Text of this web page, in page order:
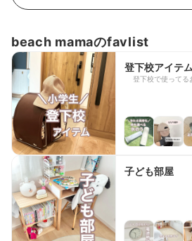
beach mamaのfavlist
登下校アイテ
登下校で使ってるお気
子ども部屋